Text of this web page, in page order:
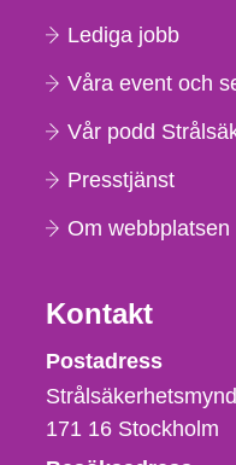
Lediga jobb
Våra event och
Vår podd
Presstjänst
Om webbplatsen
Kontakt
Postadress
171 16 Stockholm